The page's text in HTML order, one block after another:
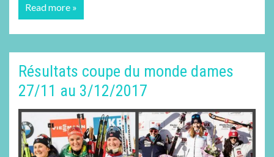
Read more »
Résultats coupe du monde dames
27/11 au 3/12/2017